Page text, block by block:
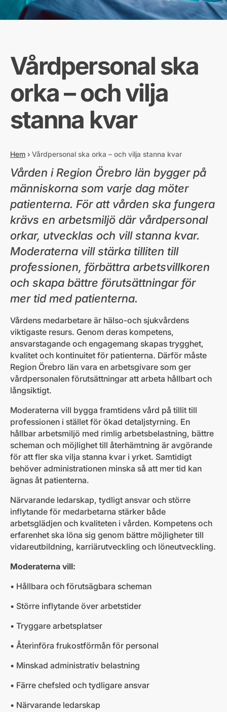
Vårdpersonal ska
orka – och vilja
stanna kvar
Hem › Vårdpersonal ska orka – och vilja stanna kvar
Vården i Region Örebro län bygger på
människorna som varje dag möter
patienterna. För att vården ska fungera
krävs en arbetsmiljö där vårdpersonal
orkar, utvecklas och vill stanna kvar.
Moderaterna vill stärka tilliten till
professionen, förbättra arbetsvillkoren
och skapa bättre förutsättningar för
mer tid med patienterna.
Vårdens medarbetare är hälso-och sjukvårdens
viktigaste resurs. Genom deras kompetens,
ansvarstagande och engagemang skapas trygghet,
kvalitet och kontinuitet för patienterna. Därför måste
Region Örebro län vara en arbetsgivare som ger
vårdpersonalen förutsättningar att arbeta hållbart och
långsiktigt.
Moderaterna vill bygga framtidens vård på tillit till
professionen i stället för ökad detaljstyrning. En
hållbar arbetsmiljö med rimlig arbetsbelastning, bättre
scheman och möjlighet till återhämtning är avgörande
för att fler ska vilja stanna kvar i yrket. Samtidigt
behöver administrationen minska så att mer tid kan
ägnas åt patienterna.
Närvarande ledarskap, tydligt ansvar och större
inflytande för medarbetarna stärker både
arbetsglädjen och kvaliteten i vården. Kompetens och
erfarenhet ska löna sig genom bättre möjligheter till
vidareutbildning, karriärutveckling och löneutveckling.
Moderaterna vill:
• Hållbara och förutsägbara scheman
• Större inflytande över arbetstider
• Tryggare arbetsplatser
• Återinföra frukostförmån för personal
• Minskad administrativ belastning
• Färre chefsled och tydligare ansvar
• Närvarande ledarskap